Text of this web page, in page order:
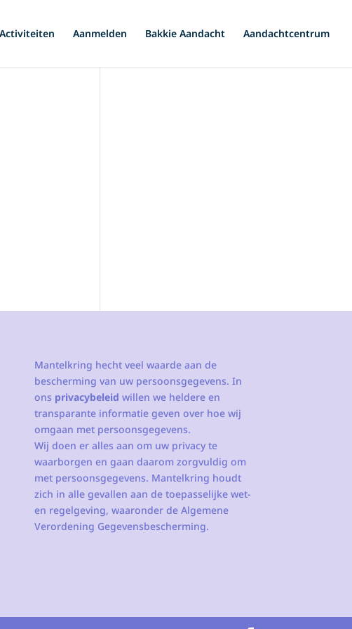
Activiteiten Aanmelden Bakkie Aandacht Aandachtcentrum
Mantelkring hecht veel waarde aan de
bescherming van uw persoonsgegevens. In
ons privacybeleid willen we heldere en
transparante informatie geven over hoe wij
omgaan met persoonsgegevens.
Wij doen er alles aan om uw privacy te
waarborgen en gaan daarom zorgvuldig om
met persoonsgegevens. Mantelkring houdt
zich in alle gevallen aan de toepasselijke wet-
en regelgeving, waaronder de Algemene
Verordening Gegevensbescherming.